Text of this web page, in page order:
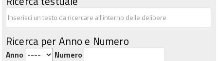
Ricerca per Anno e Numero
Anno Numero